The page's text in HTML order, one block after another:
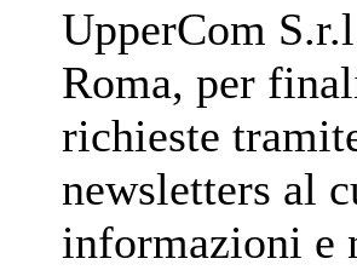
UpperCom
Roma, per
richieste
newsletters al
informazioni e